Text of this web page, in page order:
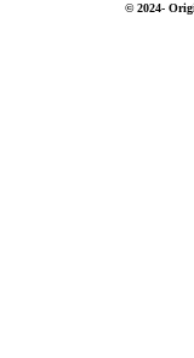
© 2024-